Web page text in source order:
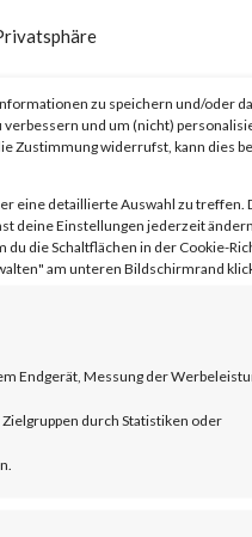
zu speichern und/oder
und um (nicht)
Zustimmung widerrufst, kann dies
eine detaillierte Auswahl zu treffen.
deine Einstellungen jederzeit
die Schaltflächen in der Cookie-
am unteren Bildschirmrand
Endgerät, Messung der
durch Statistiken oder
2023-1389. The
HIGH.
started to
proof-of-concept
have stated that
AX21
Exploited
patches